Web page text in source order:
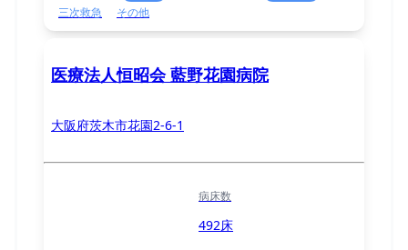
三次救急
その他
医療法人恒昭会 藍野花園病院
大阪府茨木市花園2-6-1
病床数
492床